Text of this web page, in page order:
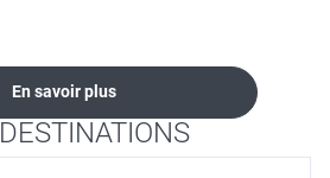
En savoir plus
DESTINATIONS